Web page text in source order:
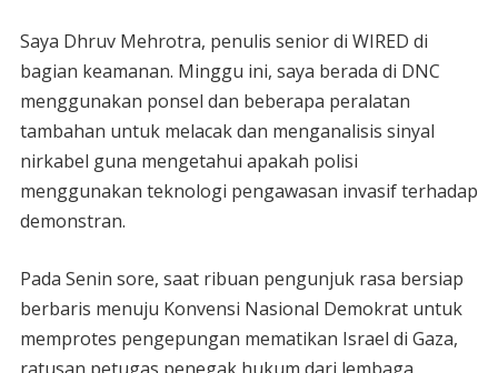
Saya Dhruv Mehrotra, penulis senior di WIRED di
bagian keamanan. Minggu ini, saya berada di DNC
menggunakan ponsel dan beberapa peralatan
tambahan untuk melacak dan menganalisis sinyal
nirkabel guna mengetahui apakah polisi
menggunakan teknologi pengawasan invasif terhadap
demonstran.
Pada Senin sore, saat ribuan pengunjuk rasa bersiap
berbaris menuju Konvensi Nasional Demokrat untuk
memprotes pengepungan mematikan Israel di Gaza,